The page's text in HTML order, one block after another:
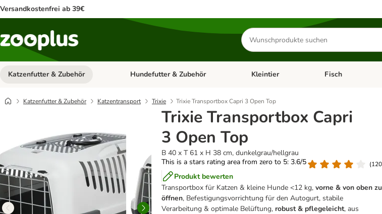
Versandkostenfrei ab 39€
Produkte
suchen
Katzenfutter & Zubehör Kategorie-Menü öffnen: Katzenfutter & Zubehör
Hundefutter & Zubehör Kategorie-Menü öffnen: Hundefutter &
Kleintier Kategorie-Menü
Fisch
Katzenfutter & Zubehör Katzentransport Trixie Trixie Transportbox Capri 3 Open Top
Trixie Transportbox Capri
3 Open Top
B 40 x T 61 x H 38 cm, dunkelgrau/hellgrau
This is a stars rating area from zero to 5: 3.6/5
(120
Produkt bewerten
Transportbox für Katzen & kleine Hunde <12 kg, vorne & von oben zu
öffnen, Befestigungsvorrichtung für den Autogurt, stabile
Verarbeitung & optimale Belüftung, robust & pflegeleicht, aus